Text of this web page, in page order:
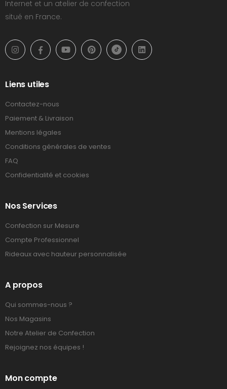
Internet et un atelier de confection
situé en France.
Liens utiles
Contactez-nous
Paiement & Livraison
Mentions légales
Conditions générales de ventes
FAQ
Confidentialité et cookies
Nos Services
Confection sur Mesure
Compte Professionnel
Rideaux avec hauteur personnalisée
A propos
Qui sommes-nous ?
Nos Magasins
Notre Atelier de Confection
Rejoignez nos équipes !
Mon compte